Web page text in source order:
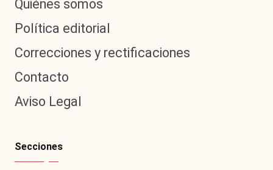
Quiénes somos
Política editorial
Correcciones y rectificaciones
Contacto
Aviso Legal
Secciones